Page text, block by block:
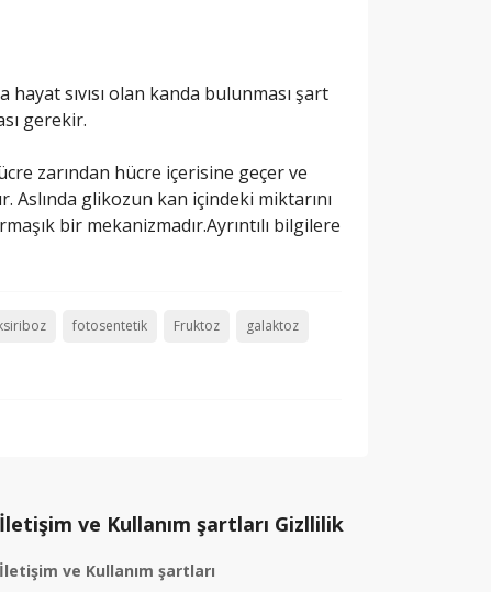
sıvısı olan kanda bulunması şart
gerekir.
zarından hücre içerisine geçer ve
glikozun kan içindeki miktarını
bir mekanizmadır.Ayrıntılı bilgilere
fotosentetik Fruktoz galaktoz
İletişim ve Kullanım şartları Gizllilik
İletişim ve Kullanım şartları